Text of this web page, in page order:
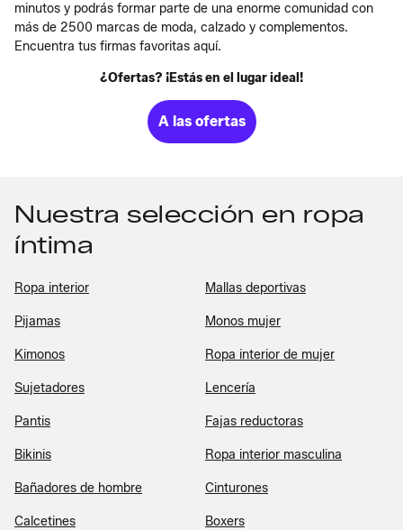
minutos y podrás formar parte de una enorme comunidad con
más de 2500 marcas de moda, calzado y complementos.
Encuentra tus firmas favoritas aquí.
¿Ofertas? ¡Estás en el lugar ideal!
A las ofertas
Nuestra selección en ropa
íntima
Ropa interior Mallas deportivas
Pijamas Monos mujer
Kimonos Ropa interior de mujer
Sujetadores Lencería
Pantis Fajas reductoras
Bikinis Ropa interior masculina
Bañadores de hombre Cinturones
Calcetines Boxers